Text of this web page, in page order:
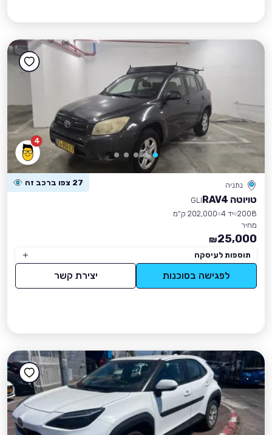
4
נתניה 27 צפו ברכב זה
טויוטה RAV4
GLI
2008 יד 4
202,000 ק״מ
מחיר
25,000
₪
תוספות לעיסקה
לפגישה בסוכנות יצירת קשר